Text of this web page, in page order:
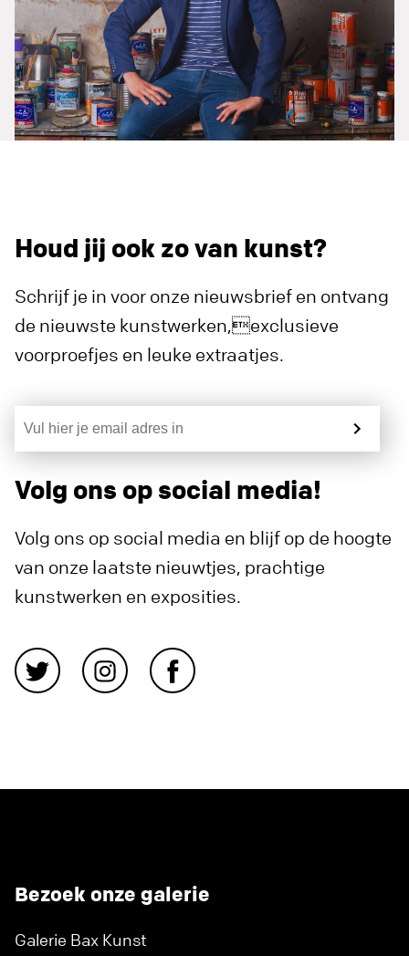
Houd jij ook zo van kunst?
Schrijf je in voor onze nieuwsbrief en ontvang
de nieuwste kunstwerken,exclusieve
voorproefjes en leuke extraatjes.
Volg ons op social media!
Volg ons op social media en blijf op de hoogte
van onze laatste nieuwtjes, prachtige
kunstwerken en exposities.
Bezoek onze galerie
Galerie Bax Kunst